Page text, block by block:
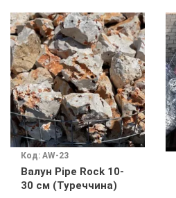
Код: AW-23
Валун Pipe Rock 10-
30 см (Туреччина)